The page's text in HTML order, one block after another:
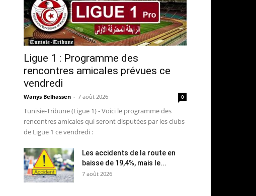
Ligue 1 : Programme des
rencontres amicales prévues ce
vendredi
Wanys Belhassen - 7 août 2026 0
Tunisie-Tribune (Ligue 1) - Voici le programme des
rencontres amicales qui seront disputées par les clubs
de Ligue 1 ce vendredi :
Les accidents de la route en
baisse de 19,4%, mais le...
7 août 2026